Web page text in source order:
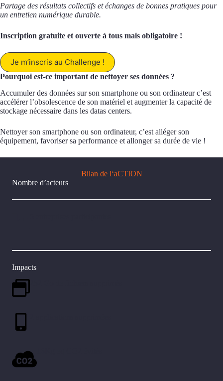
Partage des résultats collectifs et échanges de bonnes pratiques pour
un entretien numérique durable.
Inscription gratuite et ouverte à tous mais obligatoire !
Je m’inscris au Challenge !
Pourquoi est-ce important de nettoyer ses données ?
Accumuler des données sur son smartphone ou son ordinateur c’est
accélérer l’obsolescence de son matériel et augmenter la capacité de
stockage nécessaire dans les datas centers.
Nettoyer son smartphone ou son ordinateur, c’est alléger son
équipement, favoriser sa performance et allonger sa durée de vie !
Bilan de l‘aCTION
Nombre d’acteurs
Impacts